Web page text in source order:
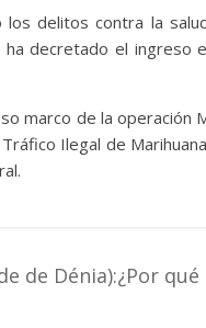
delitos contra la
ha decretado el
marco de la operación
Ilegal de
de Dénia):¿Por